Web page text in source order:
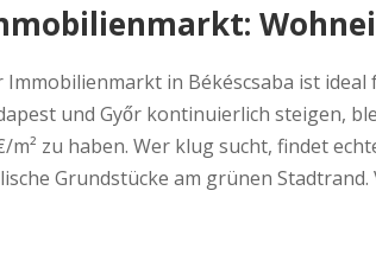
Immobilienmarkt in Békéscsaba ist
und Győr kontinuierlich steigen,
m² zu haben. Wer klug sucht, findet
Grundstücke am grünen